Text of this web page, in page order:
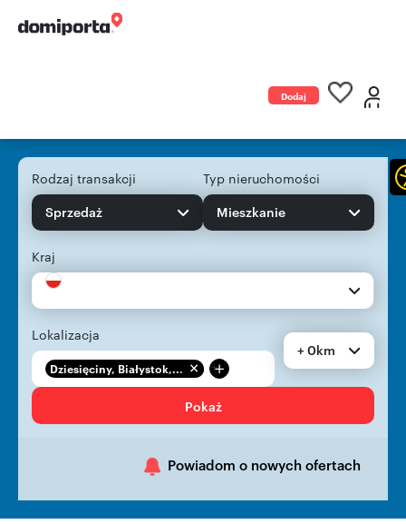
Dodaj
Rodzaj transakcji
Sprzedaż
Typ nieruchomości
Mieszkanie
Kraj
Lokalizacja
Dziesięciny, Białystok,... +
+ 0km
Pokaż
Powiadom o nowych ofertach